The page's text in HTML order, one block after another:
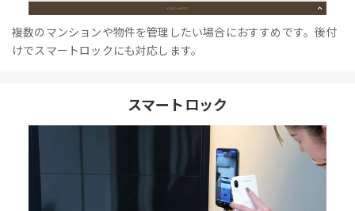
複数のマンションや物件を管理したい場合におすすめです。後付
けでスマートロックにも対応します。
スマートロック